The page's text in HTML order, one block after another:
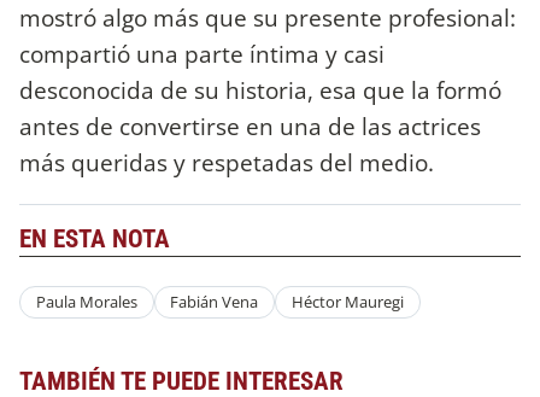
mostró algo más que su presente profesional:
compartió una parte íntima y casi
desconocida de su historia, esa que la formó
antes de convertirse en una de las actrices
más queridas y respetadas del medio.
EN ESTA NOTA
Paula Morales Fabián Vena Héctor Mauregi
TAMBIÉN TE PUEDE INTERESAR